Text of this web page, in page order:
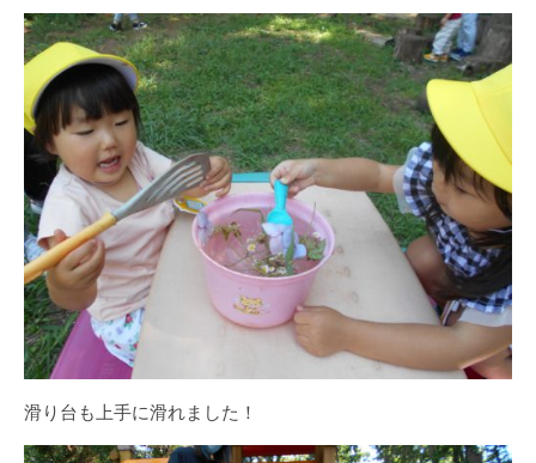
滑り台も上手に滑れました！